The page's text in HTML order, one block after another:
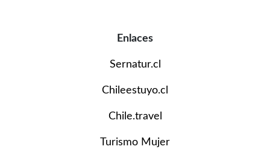
Enlaces
Sernatur.cl
Chileestuyo.cl
Chile.travel
Turismo Mujer